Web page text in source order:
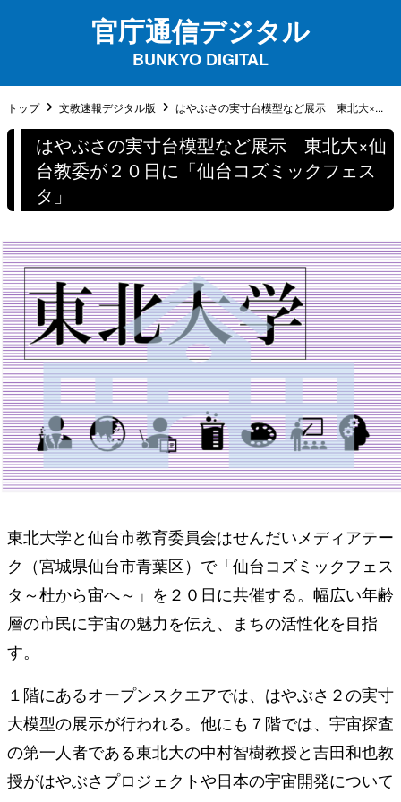
官庁通信デジタル
BUNKYO DIGITAL
トップ 文教速報デジタル版 はやぶさの実寸台模型など展示 東北大×...
はやぶさの実寸台模型など展示 東北大×仙
台教委が２０日に「仙台コズミックフェス
タ」
東北大学と仙台市教育委員会はせんだいメディアテー
ク（宮城県仙台市青葉区）で「仙台コズミックフェス
タ～杜から宙へ～」を２０日に共催する。幅広い年齢
層の市民に宇宙の魅力を伝え、まちの活性化を目指
す。
１階にあるオープンスクエアでは、はやぶさ２の実寸
大模型の展示が行われる。他にも７階では、宇宙探査
の第一人者である東北大の中村智樹教授と吉田和也教
授がはやぶさプロジェクトや日本の宇宙開発について